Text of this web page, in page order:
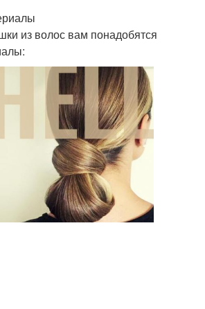
из волос вам понадобятся